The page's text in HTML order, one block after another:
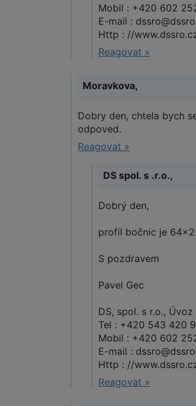
Mobil : +420 602
E-mail :
Http : //
Reagovat »
Moravkova,
Dobry den, chtela bych
odpoved.
Reagovat »
DS spol. s .r.o.,
Dobrý den,
profil bočnic je
S pozdravem
Pavel Gec
DS, spol. s r.o.,
Tel : +420 543 420
Mobil : +420 602
E-mail :
Http : //
Reagovat »